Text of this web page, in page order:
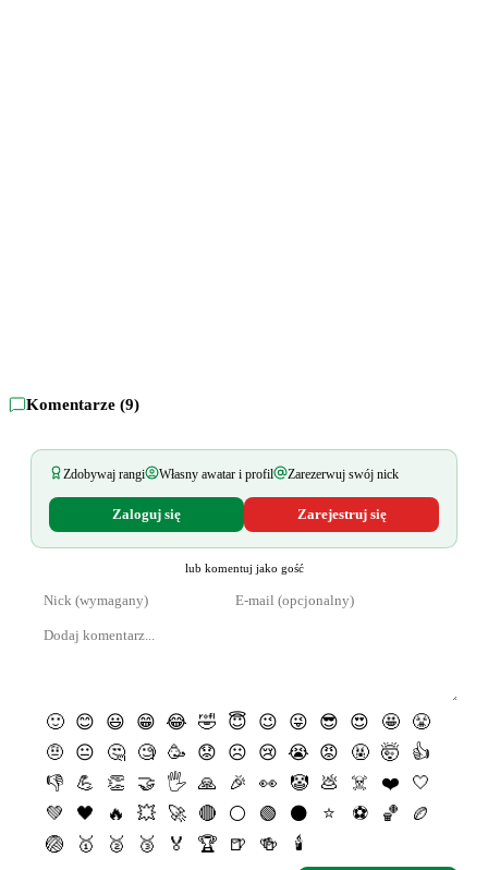
Komentarze (9)
Zdobywaj rangi Własny awatar i profil Zarezerwuj swój nick
Zaloguj się Zarejestruj się
lub komentuj jako gość
🙂 😊 😃 😁 😂 🤣 😇 😉 😜 😎 😍 🤩
😤
🤨
😐 🤔 🧐 🥳 😟 ☹️ 😢 😭 😡 🤬 🤯
👍
👎
💪 👏 🤝 🖐 🙏 🎉 👀 🤡 💩 ☠️ ❤️
🤍
💚
🖤 🔥 💥 🚀 🔴 ⚪️ 🟢 ⚫️ ⭐️ ⚽️ 🏀
🏉
🏐
🥇 🥈 🥉 🏅 🏆 🍺 🍻 🕯